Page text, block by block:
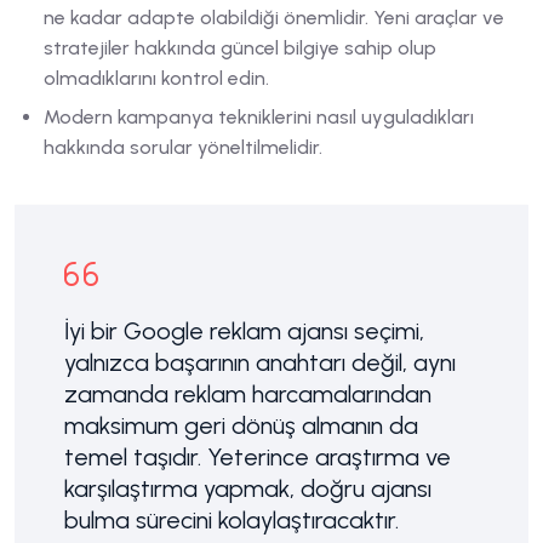
ne kadar adapte olabildiği önemlidir. Yeni araçlar ve
stratejiler hakkında güncel bilgiye sahip olup
olmadıklarını kontrol edin.
Modern kampanya tekniklerini nasıl uyguladıkları
hakkında sorular yöneltilmelidir.
İyi bir Google reklam ajansı seçimi,
yalnızca başarının anahtarı değil, aynı
zamanda reklam harcamalarından
maksimum geri dönüş almanın da
temel taşıdır. Yeterince araştırma ve
karşılaştırma yapmak, doğru ajansı
bulma sürecini kolaylaştıracaktır.